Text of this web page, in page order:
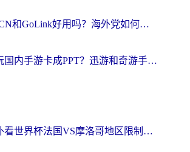
ChickCN和GoLink好用吗？海外党如何选对回国加速器
海外玩国内手游卡成PPT？迅游和奇游手游哪个好？一篇讲透回国加速器怎么选
在国外看世界杯法国VS摩洛哥地区限制？这篇指南让你流畅看中文解说无压力